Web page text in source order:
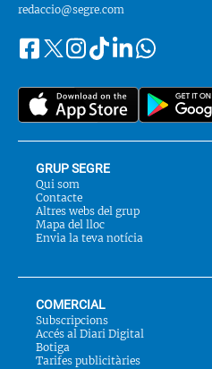
redaccio@segre.com
Segueix-
a::
FacebookInstagram
TiktokLinkedinWhatsapp
GRUP SEGRE
Qui som
Contacte
Altres webs del grup
Mapa del lloc
Envia la teva notícia
COMERCIAL
Subscripcions
Accés al Diari Digital
Botiga
Tarifes publicitàries